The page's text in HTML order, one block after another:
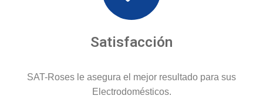
Satisfacción
SAT-Roses le asegura el mejor resultado para sus
Electrodomésticos.